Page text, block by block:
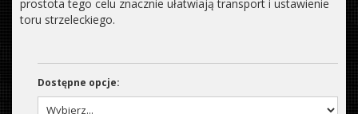
prostota tego celu znacznie ułatwiają transport i ustawienie
toru strzeleckiego.
Dostępne opcje: